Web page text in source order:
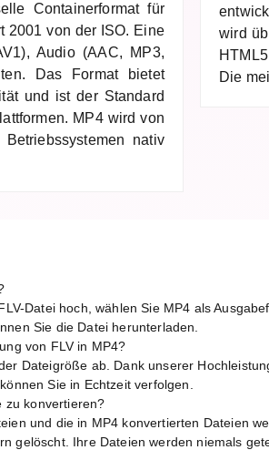
Containerformat für
2001 von der ISO. Eine
Audio (AAC, MP3,
Das Format bietet
und ist der Standard
MP4 wird von
nativ
wird
Die
Datei hoch, wählen Sie MP4 als
Sie die Datei herunterladen.
von FLV in MP4?
Dateigröße ab. Dank unserer
Sie in Echtzeit verfolgen.
zu konvertieren?
und die in MP4 konvertierten Dateien
gelöscht. Ihre Dateien werden niemals